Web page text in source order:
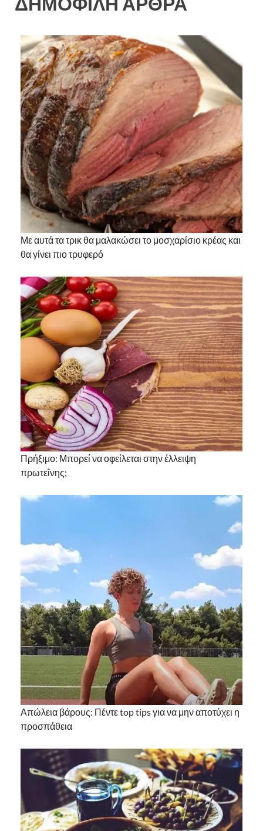
Με αυτά τα τρικ θα μαλακώσει το μοσχαρίσιο κρέας και
θα γίνει πιο τρυφερό
Πρήξιμο: Μπορεί να οφείλεται στην έλλειψη
πρωτεΐνης;
Απώλεια βάρους: Πέντε top tips για να μην αποτύχει η
προσπάθεια